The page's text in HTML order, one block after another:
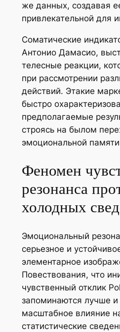
же данных, создавая
привлекательной для
Соматические
Антонио Дамасио,
телесные реакции,
при рассмотрении
действий. Этакие
быстро
предполагаемые
строясь на былом
эмоциональной
Феномен
резонанса
холодных
Эмоциональный
серьезное и
элементарное
Повествования, что
чувственный отклик
запоминаются лучше
масштабное влияние
статистические